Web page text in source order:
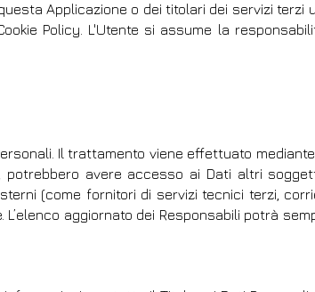
Applicazione o dei titolari dei servizi terzi
Policy. L'Utente si assume la
Il trattamento viene effettuato
avere accesso ai Dati altri
(come fornitori di servizi tecnici terzi,
aggiornato dei Responsabili potrà